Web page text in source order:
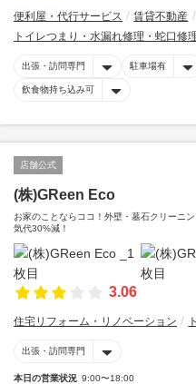
便利屋・代行サービス
賃貸不動産
トイレつまり・水漏れ修理・蛇口修
出張・訪問専門 駐車場有
飲食物持ち込み可
店舗公式
(株)GReen Eco
お家のことならココ！外壁・墓石クリーニ
気代30%減！
3.06
住宅リフォーム・リノベーション
出張・訪問専門
本日の営業状況 9:00〜18:00